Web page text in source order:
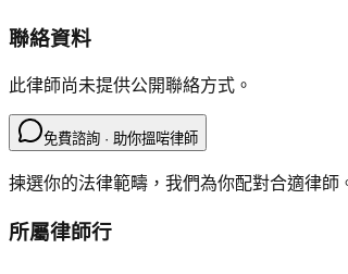
聯絡資料
此律師尚未提供公開聯絡方式。
免費諮詢 · 助你搵啱律師
揀選你的法律範疇，我們為你配對合適律師
所屬律師行